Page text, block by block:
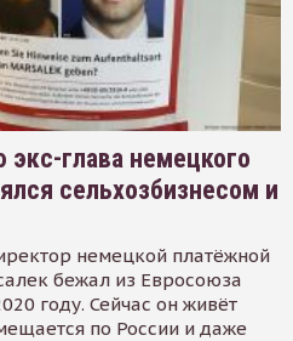
глава немецкого
сельхозбизнесом и
немецкой платёжной
бежал из Евросоюза
году. Сейчас он живёт
по России и даже